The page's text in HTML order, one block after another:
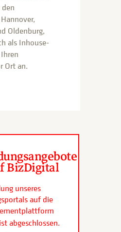
Oldenburg,
als Inhouse-
Ort an.
BizDigital
unseres
auf die
ist abgeschlossen.